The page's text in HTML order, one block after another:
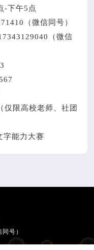
-下午5点
（微信同号）
（微信
仅限高校老师、社团
字能力大赛
号）